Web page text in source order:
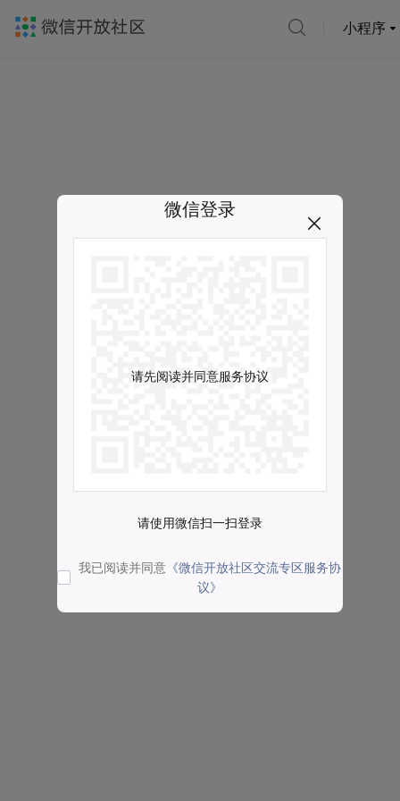
小程序
微信登录
请先阅读并同意服务协议
请使用微信扫一扫登录
我已阅读并同意 《微信开放社区交流专区服务协
议》